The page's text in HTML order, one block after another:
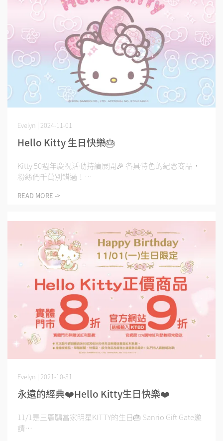
Hello Kitty 生日快樂🎂
Evelyn | 2024-11-01
Kitty 50週年慶祝活動持續展開🎉 各具特色的紀念商品，
粉絲們千萬別錯過！⋯
READ MORE ->
永遠的經典❤️Hello Kitty生日快樂❤️
Evelyn | 2021-10-31
11/1是三麗鷗當家明星KITTY的生日🎂 Sanrio Gift Gate邀
請⋯